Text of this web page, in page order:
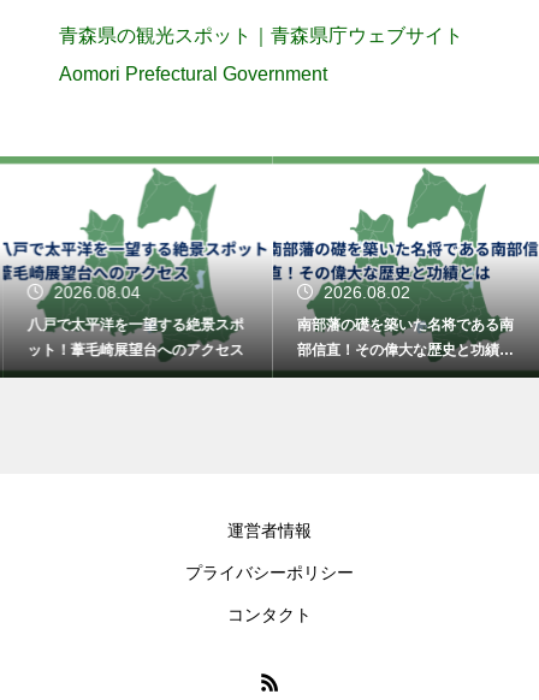
青森県の観光スポット｜青森県庁ウェブサイト
Aomori Prefectural Government
2026.08.04
八戸で太平洋を一望する絶景スポ
ット！葦毛崎展望台へのアクセス
2026.08.02
南部藩の礎を築いた名将である南
部信直！その偉大な歴史と功績と
は
運営者情報
プライバシーポリシー
コンタクト